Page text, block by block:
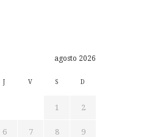
agosto 2026
J V S D
1 2
6 7 8 9